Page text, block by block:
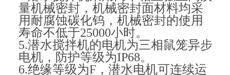
量机械密封，机械密封面材料均采
用耐腐蚀碳化钨，机械密封的使用
寿命不低于25000小时。
5.潜水搅拌机的电机为三相鼠笼异步
电机，防护等级为IP68。
6.绝缘等级为F，潜水电机可连续运